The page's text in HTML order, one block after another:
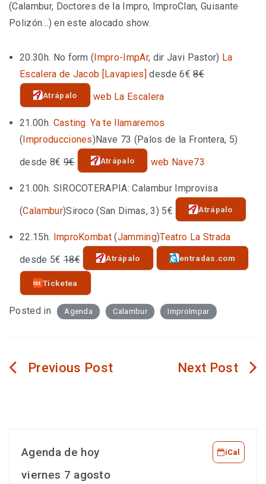
(Calambur, Doctores de la Impro, ImproClan, Guisante
Polizón…) en este alocado show.
20.30h. No form ( Impro-ImpAr, dir Javi Pastor) La
Escalera de Jacob [Lavapies] desde 6€8€
Atrápalo web La Escalera
21.00h. Casting. Ya te llamaremos
( Improducciones) Nave 73 (Palos de la Frontera, 5)
desde 8€ 9€ Atrápalo web Nave73
21.00h. SIROCOTERAPIA: Calambur Improvisa
(Calambur)Siroco (San Dimas, 3) 5€ Atrápalo
22.15h. ImproKombat (Jamming)Teatro La Strada
desde 5€ 18€ Atrápalo entradas.com
Ticketea
Posted in Agenda Calambur ImproImpar
Navegación
Agenda de hoy iCal
viernes 7 agosto